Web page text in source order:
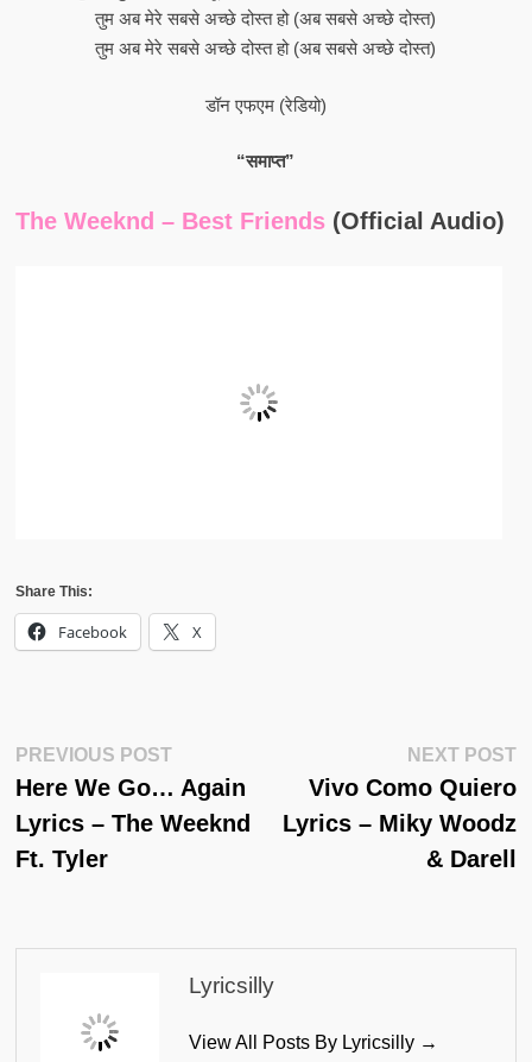
तुम अब मेरे सबसे अच्छे दोस्त हो (अब सबसे अच्छे दोस्त)
तुम अब मेरे सबसे अच्छे दोस्त हो (अब सबसे अच्छे दोस्त)
डॉन एफएम (रेडियो)
“समाप्त”
The Weeknd – Best Friends(Official Audio)
Share This:
Facebook X
Post
Navigation
PREVIOUS POSTPrevious
Post:
Here We Go… Again
Lyrics – The Weeknd
Ft. Tyler
NEXT POST
Vivo Como Quiero
Lyrics – Miky Woodz
& Darell
Lyricsilly
View All Posts By Lyricsilly →